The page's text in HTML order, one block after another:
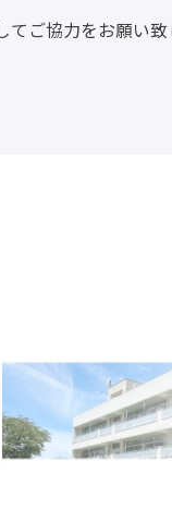
ご協力をお願い致